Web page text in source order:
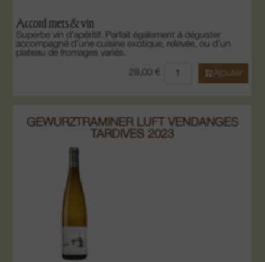
Accord mets & vin
Superbe vin d’apéritif. Parfait également à déguster
accompagné d’une cuisine exotique, relevée, ou d’un
plateau de fromages variés.
28,00 € Ajouter
GEWURZTRAMINER LUFT VENDANGES
TARDIVES 2023